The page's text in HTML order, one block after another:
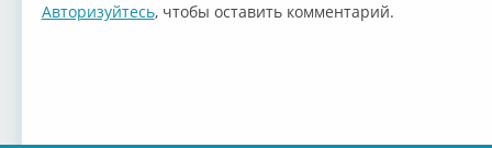
Авторизуйтесь, чтобы оставить комментарий.